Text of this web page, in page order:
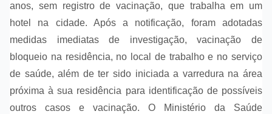
anos, sem registro de vacinação, que trabalha em um
hotel na cidade. Após a notificação, foram adotadas
medidas imediatas de investigação, vacinação de
bloqueio na residência, no local de trabalho e no serviço
de saúde, além de ter sido iniciada a varredura na área
próxima à sua residência para identificação de possíveis
outros casos e vacinação. O Ministério da Saúde